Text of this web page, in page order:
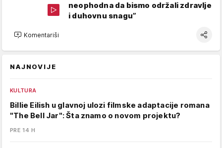
neophodna da bismo održali zdravlje
i duhovnu snagu”
Komentariši
NAJNOVIJE
KULTURA
Billie Eilish u glavnoj ulozi filmske adaptacije romana
"The Bell Jar": Šta znamo o novom projektu?
PRE 14 H